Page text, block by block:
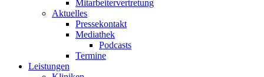
Mitarbeitervertretung
Aktuelles
Pressekontakt
Mediathek
Podcasts
Termine
Leistungen